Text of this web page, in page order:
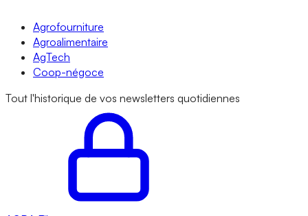
Agrofourniture
Agroalimentaire
AgTech
Coop-négoce
Tout l'historique de vos newsletters quotidiennes